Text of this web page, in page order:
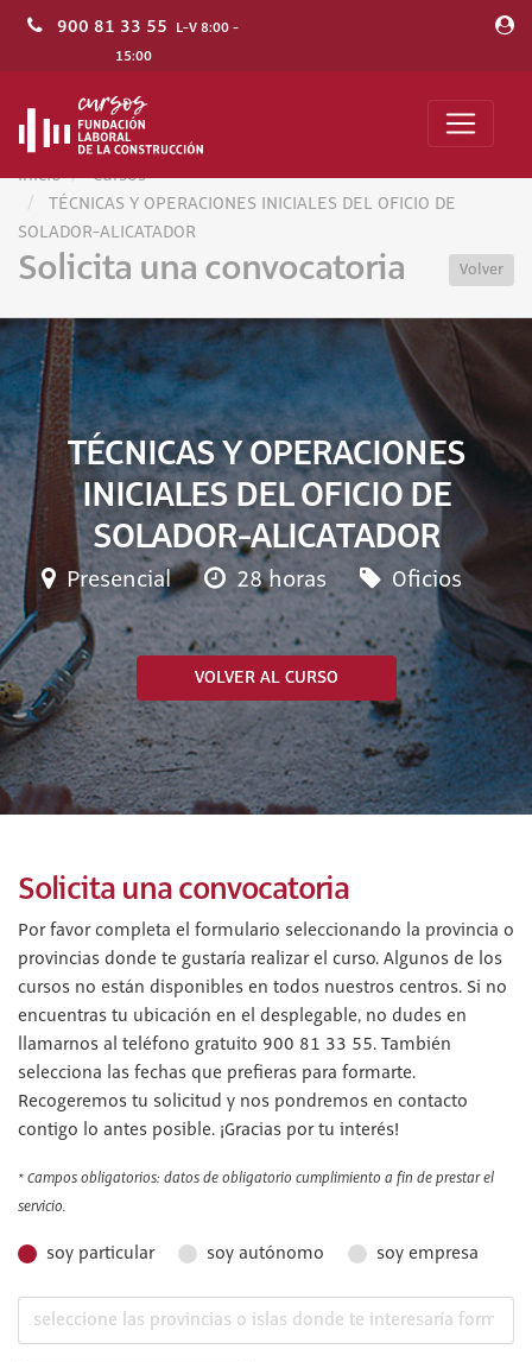
900 81 33 55 L-V 8:00 -
15:00
Inicio
Cursos
TÉCNICAS Y OPERACIONES INICIALES DEL OFICIO DE
SOLADOR-ALICATADOR
Solicita una convocatoria Volver
TÉCNICAS Y OPERACIONES
INICIALES DEL OFICIO DE
SOLADOR-ALICATADOR
Presencial 28 horas Oficios
VOLVER AL CURSO
Solicita una convocatoria
Por favor completa el formulario seleccionando la provincia o
provincias donde te gustaría realizar el curso. Algunos de los
cursos no están disponibles en todos nuestros centros. Si no
encuentras tu ubicación en el desplegable, no dudes en
llamarnos al teléfono gratuito 900 81 33 55. También
selecciona las fechas que prefieras para formarte.
Recogeremos tu solicitud y nos pondremos en contacto
contigo lo antes posible. ¡Gracias por tu interés!
* Campos obligatorios: datos de obligatorio cumplimiento a fin de prestar el
servicio.
soy particular soy autónomo soy empresa